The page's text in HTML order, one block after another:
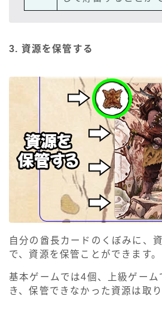
3. 資源を保管する
自分の酋長カードのくぼみに、
で、資源を保管ことができます。
基本ゲームでは4個、上級ゲーム
き、保管できなかった資源は取り